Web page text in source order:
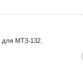
для МТЗ-132.